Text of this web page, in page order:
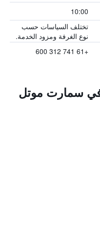
10:00
تختلف السياسات حسب
نوع الغرفة ومزود الخدمة.
+61 741 312 600
في سمارت موتل